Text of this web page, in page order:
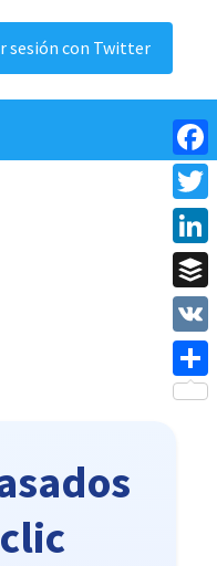
sesión con Twitter
VK